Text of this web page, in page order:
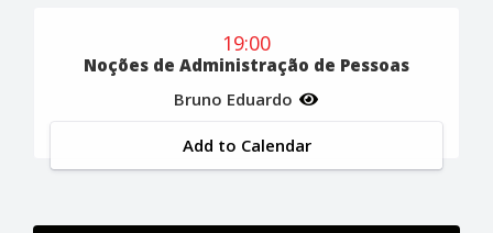
19:00
Noções de Administração de Pessoas
Bruno Eduardo
Add to Calendar